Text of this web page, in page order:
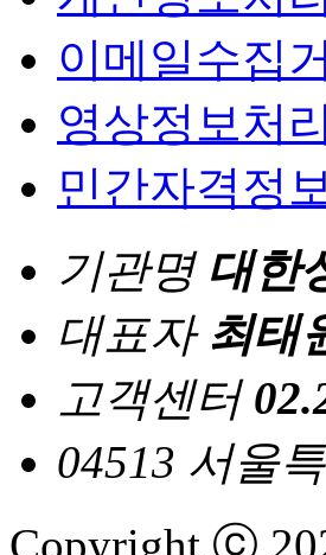
이메일수집
영상정보처
민간자격정
기관명 대한
대표자 최태
고객센터
04513 서울
Copyright ⓒ